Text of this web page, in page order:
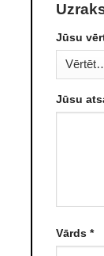
Jūsu
Jūsu
Vārds *